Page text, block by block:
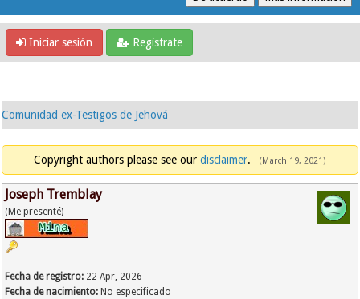
Iniciar sesión Regístrate
Comunidad ex-Testigos de Jehová
Copyright authors please see our disclaimer. (March 19, 2021)
Joseph Tremblay
(Me presenté)
Fecha de registro: 22 Apr, 2026
Fecha de nacimiento: No especificado